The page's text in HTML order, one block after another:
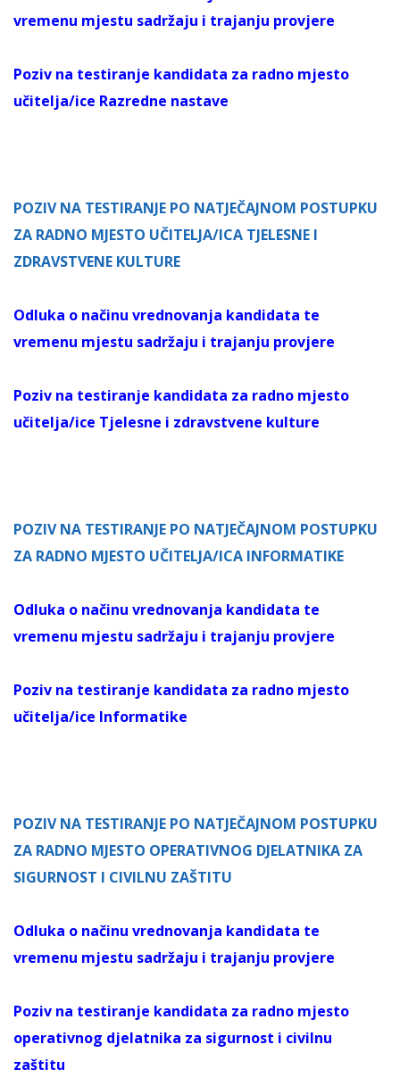
vremenu mjestu sadržaju i trajanju provjere
Poziv na testiranje kandidata za radno mjesto
učitelja/ice Razredne nastave
POZIV NA TESTIRANJE PO NATJEČAJNOM POSTUPKU
ZA RADNO MJESTO UČITELJA/ICA TJELESNE I
ZDRAVSTVENE KULTURE
Odluka o načinu vrednovanja kandidata te
vremenu mjestu sadržaju i trajanju provjere
Poziv na testiranje kandidata za radno mjesto
učitelja/ice Tjelesne i zdravstvene kulture
POZIV NA TESTIRANJE PO NATJEČAJNOM POSTUPKU
ZA RADNO MJESTO UČITELJA/ICA INFORMATIKE
Odluka o načinu vrednovanja kandidata te
vremenu mjestu sadržaju i trajanju provjere
Poziv na testiranje kandidata za radno mjesto
učitelja/ice Informatike
POZIV NA TESTIRANJE PO NATJEČAJNOM POSTUPKU
ZA RADNO MJESTO OPERATIVNOG DJELATNIKA ZA
SIGURNOST I CIVILNU ZAŠTITU
Odluka o načinu vrednovanja kandidata te
vremenu mjestu sadržaju i trajanju provjere
Poziv na testiranje kandidata za radno mjesto
operativnog djelatnika za sigurnost i civilnu
zaštitu